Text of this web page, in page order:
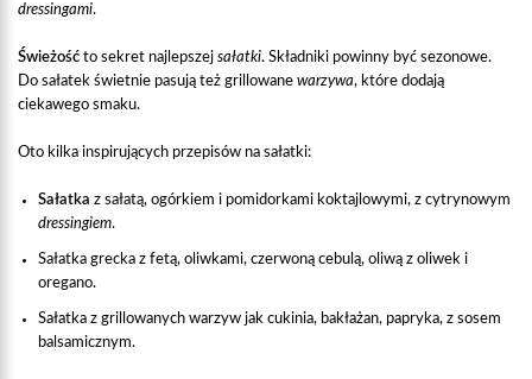
dressingami.
Świeżość to sekret najlepszej sałatki. Składniki powinny być sezonowe.
Do sałatek świetnie pasują też grillowane warzywa, które dodają
ciekawego smaku.
Oto kilka inspirujących przepisów na sałatki:
Sałatka z sałatą, ogórkiem i pomidorkami koktajlowymi, z cytrynowym
dressingiem.
Sałatka grecka z fetą, oliwkami, czerwoną cebulą, oliwą z oliwek i
oregano.
Sałatka z grillowanych warzyw jak cukinia, bakłażan, papryka, z sosem
balsamicznym.